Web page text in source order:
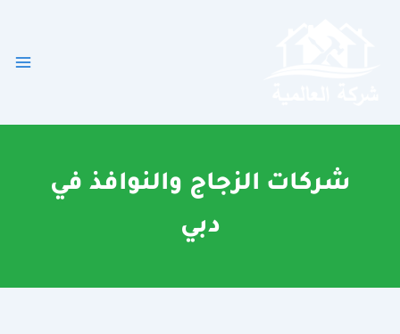
شركات الزجاج والنوافذ في
دبي